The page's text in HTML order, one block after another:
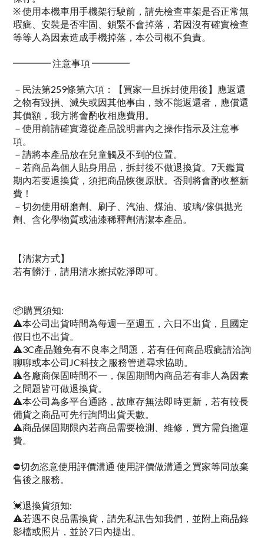
※ 使用本機車用手機架行駛前，請先檢查車架是否正常無
瑕疵、安裝是否牢固、鎖緊不會掉落，若因沒有確實檢查
等等人為因素造成手機掉落，本公司概不負責。
━━━━ 注意事項 ━━━━
－民法第259條第六項：【買家一旦拆封使用後】應返還
之物有毀損、滅失或因其他事由，致不能返還者，應償還
其價額，我方將會酌收相應費用。
－使用前請確實遵從產品說明書內之操作指示及注意事
項。
－請將本產品放在兒童觸及不到的位置。
－若商品為個人貼身用品，拆封後不做退換貨。7天鑑賞
期內若要退換貨，須把商品恢復原狀。否則將會酌收整新
費！
－切勿使用研磨劑、刷子、汽油、煤油、玻璃/傢俱拋光
劑、含化學物質或油漆稀釋劑清潔本產品。
【清潔方式】
若有髒汙，請用清水擦拭乾淨即可。
📦購買須知:
⚠本公司出貨時間為每週一至週五，六日不出貨，且國定
假日也不出貨。
⚠3C產品難免有不良率之問題，若有任何商品瑕疵請洽詢
聊聊或本公司JC科技之服務管道尋求協助。
⚠各廠商保固時間不一，保固期間內商品若有非人為因素
之問題皆可做退換貨。
⚠本公司為多平台通路，故庫存無法即時更新，若有較長
備貨之商品可先行詢問出貨天數。
⚠商品保固期限內若商品需要檢測、維修，買方需負擔運
費。
⛔切勿恣意使用評價溝通 使用評價做溝通之買家等同放棄
售後之服務。
💓退換貨須知:
⚠若遇不良品需換貨，請先私訊告知我們，並附上商品錄
影檔或照片，並於7日內提出。